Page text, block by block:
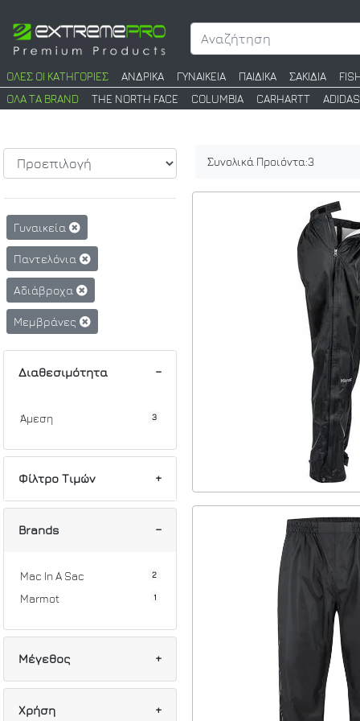
ΟΛΕΣ ΟΙ ΚΑΤΗΓΟΡΙΕΣ ΑΝΔΡΙΚΑ ΓΥΝΑΙΚΕΙΑ ΠΑΙΔΙΚΑ ΣΑΚΙΔΙΑ
ΟΛΑ ΤΑ BRAND
THE NORTH FACE COLUMBIA CARHARTT ADIDAS
Γυναικεία
Παντελόνια
Αδιάβροχα
Μεμβράνες
Διαθεσιμότητα
Άμεση 3
Φίλτρο Τιμών
Min
Brands
Mac In A Sac 2
Marmot 1
Μέγεθος
L
Χρήση
Συνολικά Προιόντα:3